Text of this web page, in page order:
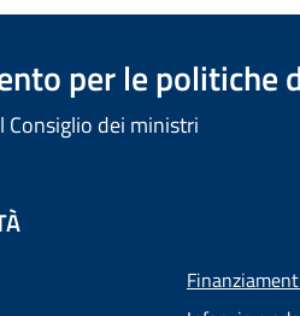
per le politiche
Consiglio dei ministri